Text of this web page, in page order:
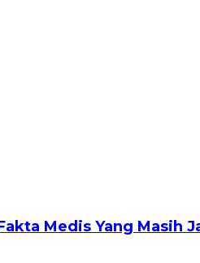
Medis Yang Masih